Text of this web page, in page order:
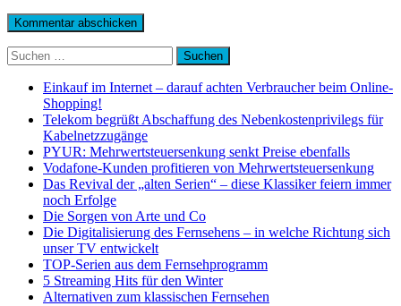
Suchen
nach:
Einkauf im Internet – darauf achten Verbraucher beim Online-
Shopping!
Telekom begrüßt Abschaffung des Nebenkostenprivilegs für
Kabelnetzzugänge
PYUR: Mehrwertsteuersenkung senkt Preise ebenfalls
Vodafone-Kunden profitieren von Mehrwertsteuersenkung
Das Revival der „alten Serien“ – diese Klassiker feiern immer
noch Erfolge
Die Sorgen von Arte und Co
Die Digitalisierung des Fernsehens – in welche Richtung sich
unser TV entwickelt
TOP-Serien aus dem Fernsehprogramm
5 Streaming Hits für den Winter
Alternativen zum klassischen Fernsehen